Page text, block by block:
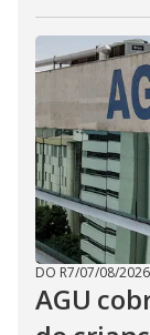
DO R7/07/08/2026
AGU